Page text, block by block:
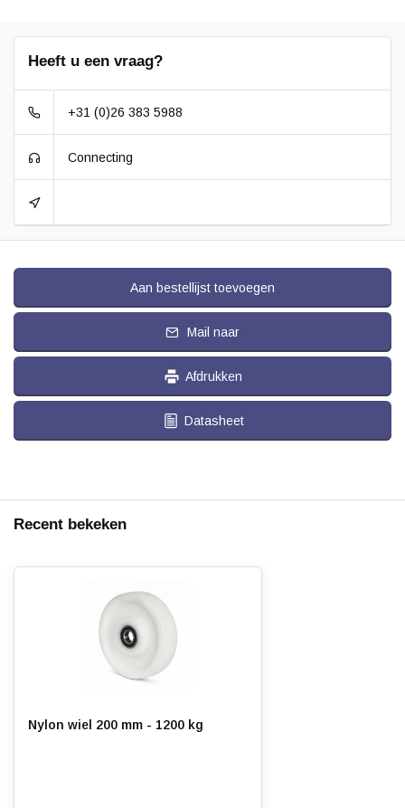
Heeft u een vraag?
+31 (0)26 383 5988
Connecting
Aan bestellijst toevoegen
Mail naar
Afdrukken
Datasheet
Recent bekeken
Nylon wiel 200 mm - 1200 kg